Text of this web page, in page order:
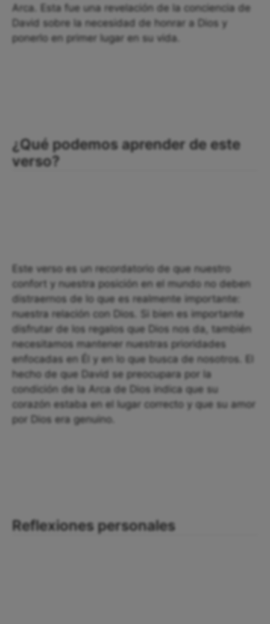
Arca. Esta fue una revelación de la conciencia de
David sobre la necesidad de honrar a Dios y
ponerlo en primer lugar en su vida.
¿Qué podemos aprender de este
verso?
Este verso es un recordatorio de que nuestro
confort y nuestra posición en el mundo no deben
distraernos de lo que es realmente importante:
nuestra relación con Dios. Si bien es importante
disfrutar de los regalos que Dios nos da, también
necesitamos mantener nuestras prioridades
enfocadas en Él y en lo que busca de nosotros. El
hecho de que David se preocupara por la
condición de la Arca de Dios indica que su
corazón estaba en el lugar correcto y que su amor
por Dios era genuino.
Reflexiones personales